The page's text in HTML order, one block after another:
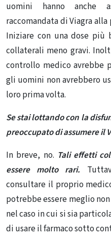
uomini hanno anche
raccomandata di Viagra
Iniziare con una dose più
collaterali meno gravi.
controllo medico avrebbe
gli uomini non avrebbero
loro prima volta.
Se stai lottando con la
preoccupato di assumere il
In breve, no. Tali effetti
essere molto rari.
consultare il proprio
potrebbe essere meglio
nel caso in cui si sia
di usare il farmaco sotto